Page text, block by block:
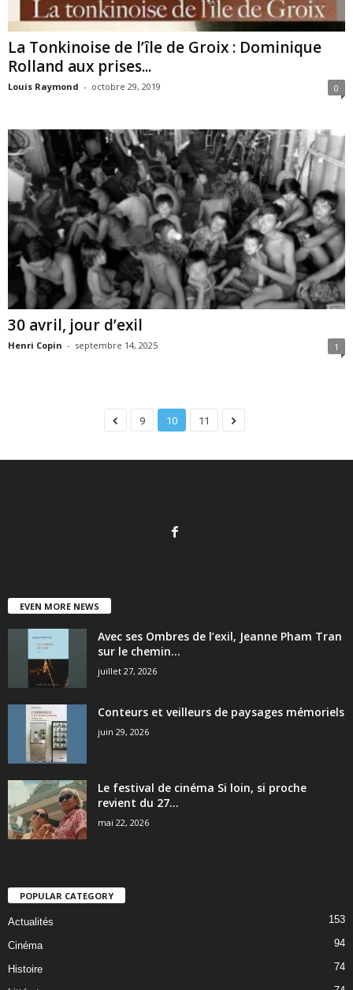
La Tonkinoise de l’île de Groix : Dominique
Rolland aux prises...
Louis Raymond - octobre 29, 2019 0
30 avril, jour d’exil
Henri Copin - septembre 14, 2025 1
9 10 11
EVEN MORE NEWS
Avec ses Ombres de l’exil, Jeanne Pham Tran
sur le chemin...
juillet 27, 2026
Conteurs et veilleurs de paysages mémoriels
juin 29, 2026
Le festival de cinéma Si loin, si proche
revient du 27...
mai 22, 2026
POPULAR CATEGORY
Actualités 153
Cinéma 94
Histoire 74